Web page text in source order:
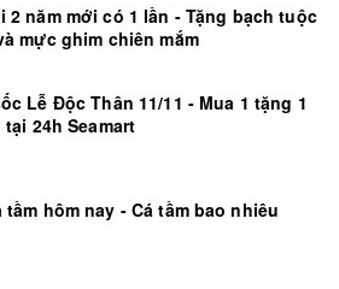
2 năm mới có 1 lần - Tặng bạch tuộc
mực ghim chiên mắm
Lễ Độc Thân 11/11 - Mua 1 tặng 1
24h Seamart
tầm hôm nay - Cá tầm bao nhiêu